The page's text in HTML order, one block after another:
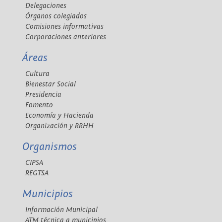
Delegaciones
Órganos colegiados
Comisiones informativas
Corporaciones anteriores
Áreas
Cultura
Bienestar Social
Presidencia
Fomento
Economía y Hacienda
Organización y RRHH
Organismos
CIPSA
REGTSA
Municipios
Información Municipal
ATM técnica a municipios